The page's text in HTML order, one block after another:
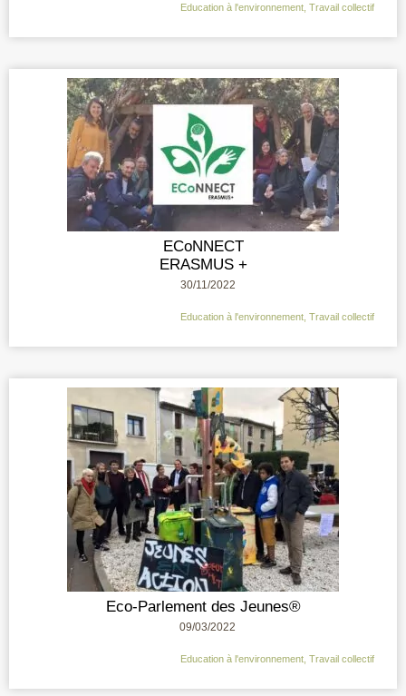
Education à l'environnement Travail collectif
ECoNNECT
ERASMUS +
30/11/2022
Education à l'environnement Travail collectif
Eco-Parlement des Jeunes®
09/03/2022
Education à l'environnement Travail collectif